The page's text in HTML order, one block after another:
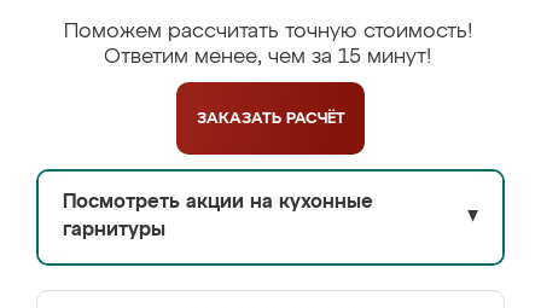
Поможем рассчитать точную стоимость!
Ответим менее, чем за 15 минут!
ЗАКАЗАТЬ РАСЧЁТ
Посмотреть акции на кухонные
гарнитуры
▼